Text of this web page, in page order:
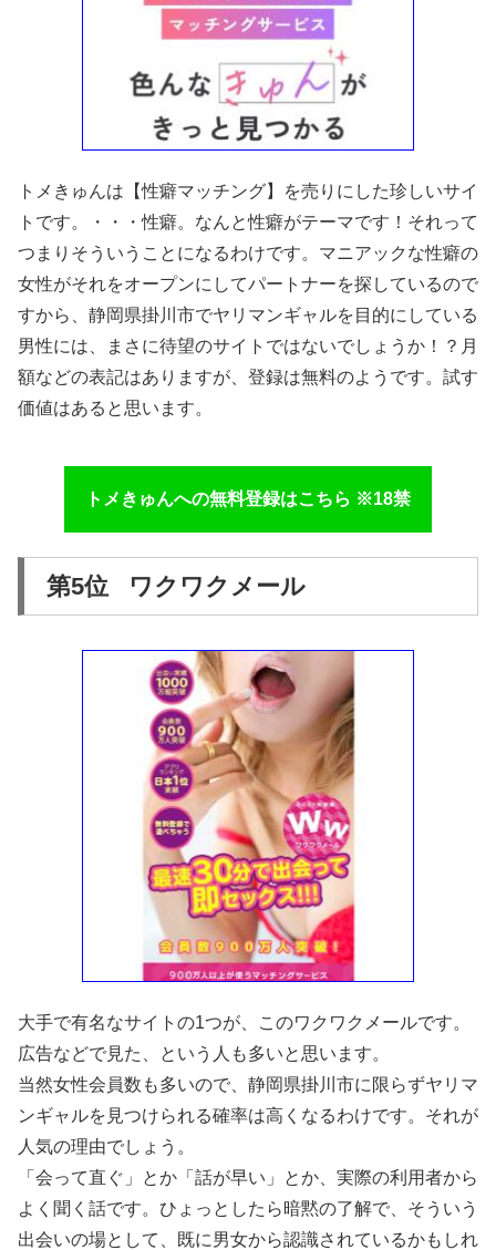
トメきゅんは【性癖マッチング】を売りにした珍しいサイ
トです。・・・性癖。なんと性癖がテーマです！それって
つまりそういうことになるわけです。マニアックな性癖の
女性がそれをオープンにしてパートナーを探しているので
すから、静岡県掛川市でヤリマンギャルを目的にしている
男性には、まさに待望のサイトではないでしょうか！？月
額などの表記はありますが、登録は無料のようです。試す
価値はあると思います。
トメきゅんへの無料登録はこちら ※18禁
第5位 ワクワクメール
大手で有名なサイトの1つが、このワクワクメールです。
広告などで見た、という人も多いと思います。
当然女性会員数も多いので、静岡県掛川市に限らずヤリマ
ンギャルを見つけられる確率は高くなるわけです。それが
人気の理由でしょう。
「会って直ぐ」とか「話が早い」とか、実際の利用者から
よく聞く話です。ひょっとしたら暗黙の了解で、そういう
出会いの場として、既に男女から認識されているかもしれ